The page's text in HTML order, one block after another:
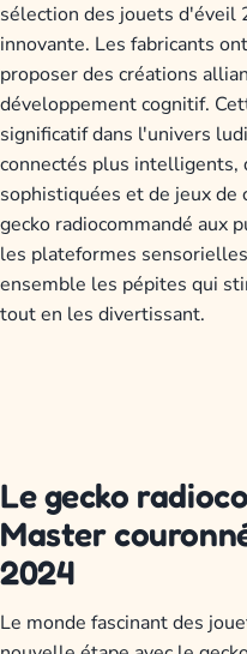
sélection des jouets d'éveil
innovante. Les fabricants
proposer des créations
développement cognitif.
significatif dans l'univers
connectés plus intelligents,
sophistiquées et de jeux
gecko radiocommandé aux
les plateformes
ensemble les pépites qui
tout en les divertissant.
Le gecko
Master
2024
Le monde fascinant des